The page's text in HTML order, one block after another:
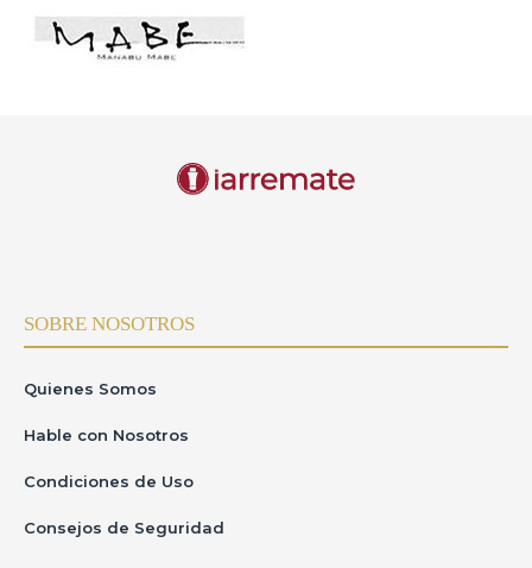
SOBRE NOSOTROS
Quienes Somos
Hable con Nosotros
Condiciones de Uso
Consejos de Seguridad